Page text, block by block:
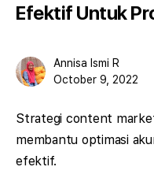
Efektif Untuk
Annisa Ismi R
October 9, 2022
Strategi content
membantu optimasi
efektif.